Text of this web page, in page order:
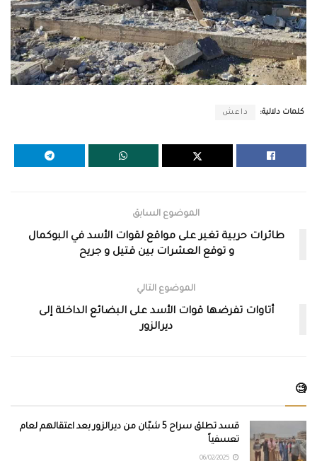
كلمات دلالية: داعش
الموضوع السابق
طائرات حربية تغير على مواقع لقوات الأسد في البوكمال
و توقع العشرات بين قتيل و جريح
الموضوع التالي
أتاوات تفرضها قوات الأسد على البضائع الداخلة إلى
ديرالزور
🧐
قسد تطلق سراح 5 شبّان من ديرالزور بعد اعتقالهم لعام
تعسفياً